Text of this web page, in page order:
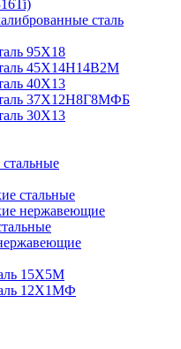
сталь
95Х18
45Х14Н14В2М
40Х13
37Х12Н8Г8МФБ
30Х13
стальные
нержавеющие
15Х5М
12Х1МФ